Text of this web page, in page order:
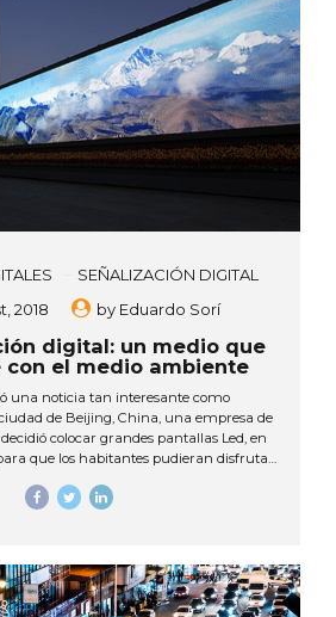
SEÑALIZACIÓN DIGITAL
2018
by Eduardo Sorí
digital: un medio que
con el medio ambiente
una noticia tan interesante como
de Beijing, China, una empresa de
colocar grandes pantallas Led, en
que los habitantes pudieran disfrutar
de esta ciudad cubierta de una densa
que les recuerdan lo que es vivir en
ambiente limpio, y...